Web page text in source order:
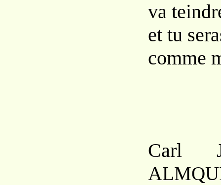
va
et tu
comme
Carl
A